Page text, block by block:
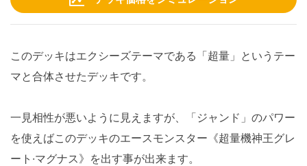
このデッキはエクシーズテーマである「超量」というテー
マと合体させたデッキです。
一見相性が悪いように見えますが、「ジャンド」のパワー
を使えばこのデッキのエースモンスター《超量機神王グレ
ート·マグナス》を出す事が出来ます。